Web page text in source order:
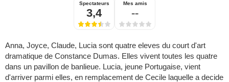
Spectateurs
3,4
Mes amis
--
Anna, Joyce, Claude, Lucia sont quatre eleves du court d'art
dramatique de Constance Dumas. Elles vivent toutes les quatre
dans un pavillon de banlieue. Lucia, jeune Portugaise, vient
d'arriver parmi elles, en remplacement de Cecile laquelle a decide